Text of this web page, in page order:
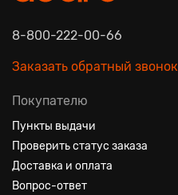
8-800-222-00-66
Заказать обратный звонок
Покупателю
Пункты выдачи
Проверить статус заказа
Доставка и оплата
Вопрос-ответ